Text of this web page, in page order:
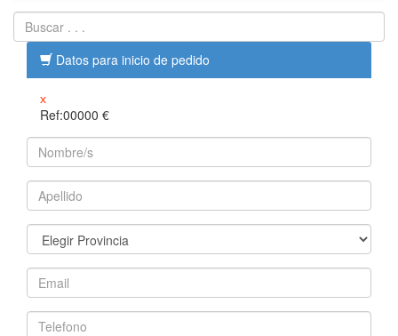
Datos para inicio de pedido
x
Ref:00000 €